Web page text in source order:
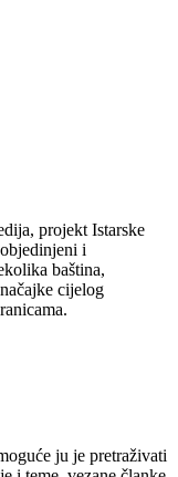
projekt Istarske
i
baština,
cijelog
ju je pretraživati